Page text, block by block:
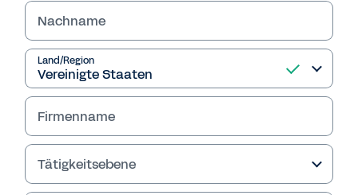
Workday-Plattform
In der modernen Geschäftswelt reicht
Wachstum allein nicht mehr aus. Ihr
Unternehmen muss in der Lage sein, sich
schnell und präzise anzupassen. Wesentliche
Voraussetzung hierfür ist eine KI-gestützte
Plattform, die Sie auf dem Weg zum Erfolg
unterstützt.
Nachname
Land/Region
Firmenname
Tätigkeitsebene